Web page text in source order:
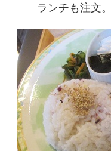
ランチも注文。